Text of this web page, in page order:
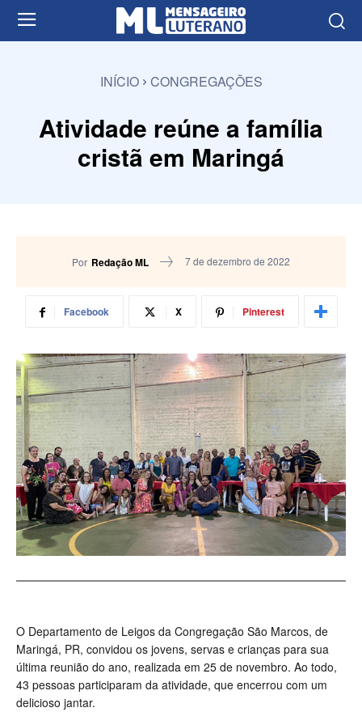
INÍCIO CONGREGAÇÕES
Atividade reúne a família
cristã em Maringá
Por Redação ML 7 de dezembro de 2022
Facebook X Pinterest
O Departamento de Leigos da Congregação São Marcos, de
Maringá, PR, convidou os jovens, servas e crianças para sua
última reunião do ano, realizada em 25 de novembro. Ao todo,
43 pessoas participaram da atividade, que encerrou com um
delicioso jantar.